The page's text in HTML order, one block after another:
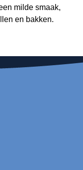
milde smaak,
en bakken.